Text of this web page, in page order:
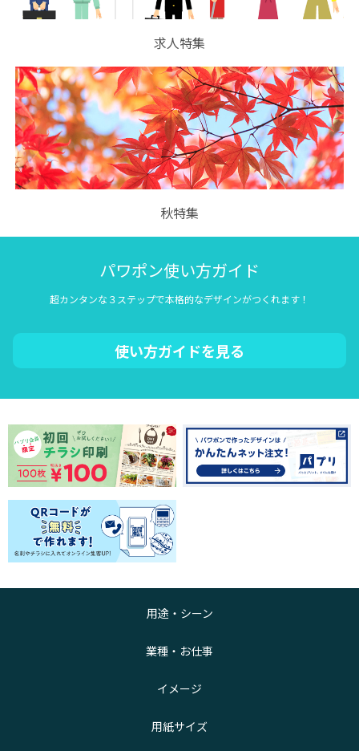
求人特集
秋特集
パワポン使い方ガイド
超カンタンな３ステップで本格的なデザインがつくれます！
使い方ガイドを見る
用途・シーン
業種・お仕事
イメージ
用紙サイズ